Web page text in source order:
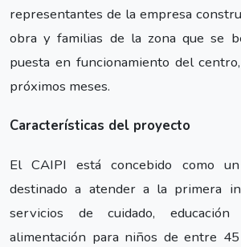
representantes de la empresa
obra y familias de la zona que se
puesta en funcionamiento del
próximos meses.
Características del proyecto
El CAIPI está concebido como
destinado a atender a la primera
servicios de cuidado,
alimentación para niños de entre